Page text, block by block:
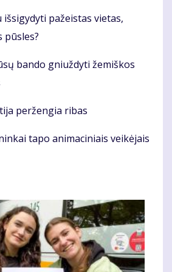
išsigydyti pažeistas vietas,
pūsles?
bando gniuždyti žemiškos
peržengia ribas
tapo animaciniais veikėjais